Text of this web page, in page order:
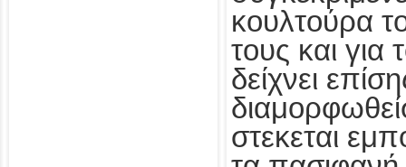
κουλτούρα
τους και
δείχνει
στεκεται